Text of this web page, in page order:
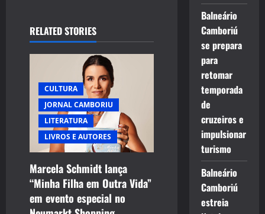
RELATED STORIES
CULTURA
JORNAL CAMBORIU
LITERATURA
LIVROS E AUTORES
Marcela Schmidt lança
“Minha Filha em Outra Vida”
em evento especial no
Balneário
Camboriú
se prepara
para
retomar
temporada
de
cruzeiros e
impulsionar
turismo
Balneário
Camboriú
estreia